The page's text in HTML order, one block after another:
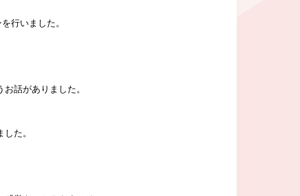
行いました。
話がありました。
た。